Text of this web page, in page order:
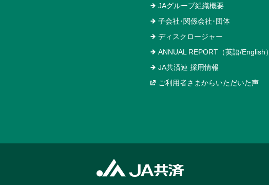
JAグループ組織概要
子会社･関係会社･団体
ディスクロージャー
ANNUAL REPORT（英語/English）
JA共済連 採用情報
ご利用者さまからいただいた声